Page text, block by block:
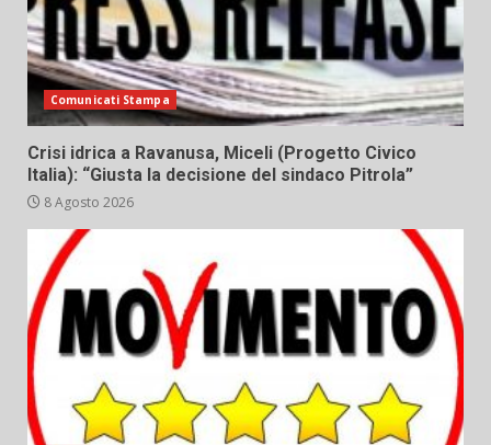
Comunicati Stampa
Crisi idrica a Ravanusa, Miceli (Progetto Civico
Italia): “Giusta la decisione del sindaco Pitrola”
8 Agosto 2026